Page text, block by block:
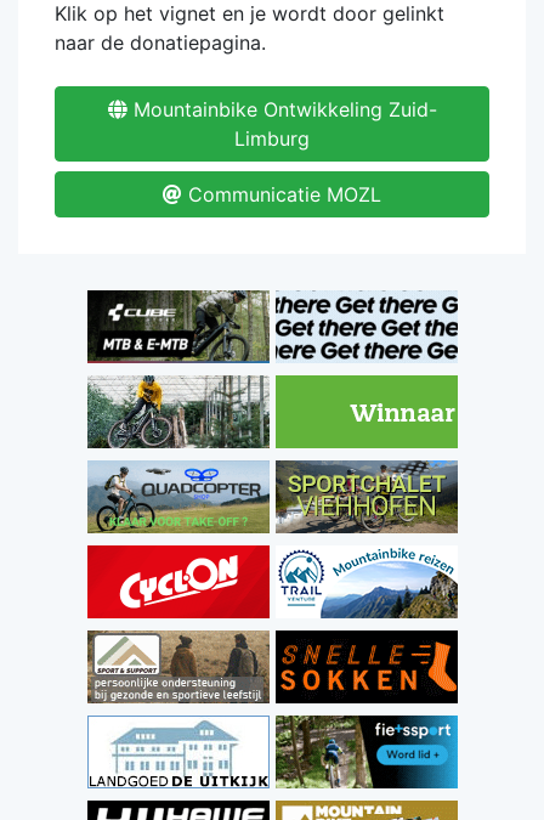
Klik op het vignet en je wordt door gelinkt
naar de donatiepagina.
Mountainbike Ontwikkeling Zuid-
Limburg
Communicatie MOZL